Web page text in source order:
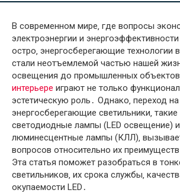
В современном мире‚ где вопросы
электроэнергии и
остро‚ энергосберегающие технологии
стали неотъемлемой частью нашей
освещения до промышленных
интерьере играют не только
эстетическую роль․ Однако‚ переход на
энергосберегающие светильники‚ такие
светодиодные лампы (LED освещение)
люминесцентные лампы (КЛЛ)‚
вопросов относительно их
Эта статья поможет разобраться в
светильников‚ их срока службы‚
окупаемости LED․